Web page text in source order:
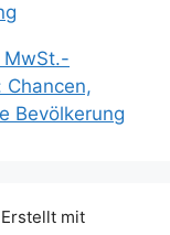
MwSt.-
Chancen,
Bevölkerung
Erstellt mit